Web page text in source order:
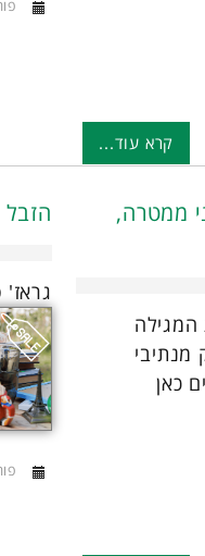
קרא עוד...
גראז'
ממטרה,
המגילה
מנתיבי
כאן